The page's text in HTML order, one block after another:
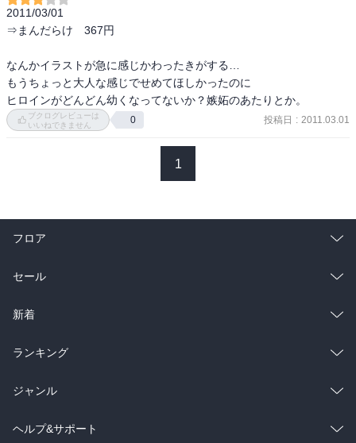
2011/03/01
⇒まんだらけ　367円
なんかイラストが急に感じかわったきがする…
もうちょっと大人な感じでせめてほしかったのに
ヒロインがどんどん幼くなってないか？嫉妬のあたりとか。
ブクログレビューは
いいねできません
0 投稿日 : 2011.03.01
1
フロア
総合
ラノベ
雑誌・グラビア
BL・TL
セール
総合
ラノベ
雑誌・グラビア
BL・TL
新着
総合
ラノベ
雑誌・グラビア
ランキング
総合
ラノベ
ジャンル
コミック
ヘルプ&サポート